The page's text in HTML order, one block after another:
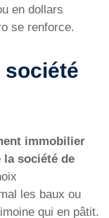
en dollars
se renforce.
société
immobilier
la société de
les baux ou
qui en pâtit.